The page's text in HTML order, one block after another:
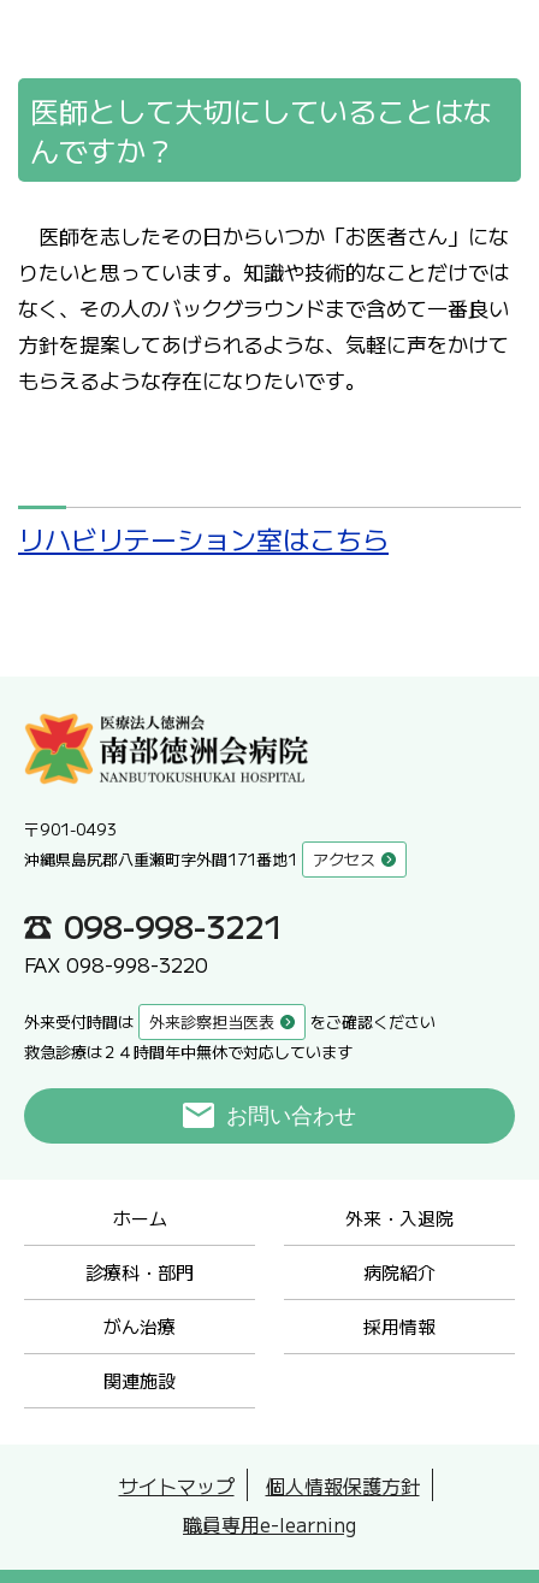
医師として大切にしていることはな
んですか？
医師を志したその日からいつか「お医者さん」にな
りたいと思っています。知識や技術的なことだけでは
なく、その人のバックグラウンドまで含めて一番良い
方針を提案してあげられるような、気軽に声をかけて
もらえるような存在になりたいです。
リハビリテーション室はこちら
〒901-0493
沖縄県島尻郡八重瀬町字外間171番地1
アクセス
098-998-3221
FAX 098-998-3220
外来受付時間は 外来診察担当医表
をご確認ください
救急診療は２４時間年中無休で対応しています
お問い合わせ
ホーム 外来・入退院
診療科・部門 病院紹介
がん治療 採用情報
関連施設
サイトマップ
個人情報保護方針
職員専用e-learning